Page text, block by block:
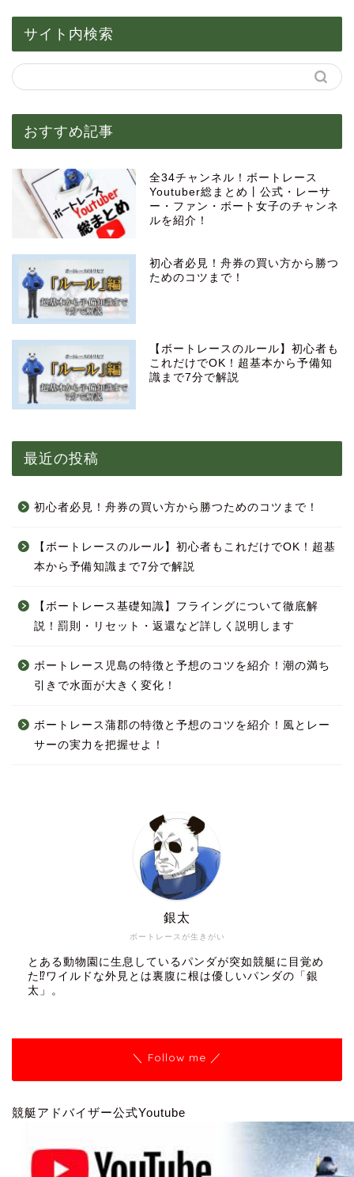
サイト内検索
おすすめ記事
全34チャンネル！ボートレース
Youtuber総まとめ丨公式・レーサ
ー・ファン・ボート女子のチャンネ
ルを紹介！
初心者必見！舟券の買い方から勝つ
ためのコツまで！
【ボートレースのルール】初心者も
これだけでOK！超基本から予備知
識まで7分で解説
最近の投稿
初心者必見！舟券の買い方から勝つためのコツまで！
【ボートレースのルール】初心者もこれだけでOK！超基
本から予備知識まで7分で解説
【ボートレース基礎知識】フライングについて徹底解
説！罰則・リセット・返還など詳しく説明します
ボートレース児島の特徴と予想のコツを紹介！潮の満ち
引きで水面が大きく変化！
ボートレース蒲郡の特徴と予想のコツを紹介！風とレー
サーの実力を把握せよ！
ボートレースが生きがい
銀太
とある動物園に生息しているパンダが突如競艇に目覚め
た⁉ワイルドな外見とは裏腹に根は優しいパンダの「銀
太」。
＼ Follow me ／
競艇アドバイザー公式Youtube